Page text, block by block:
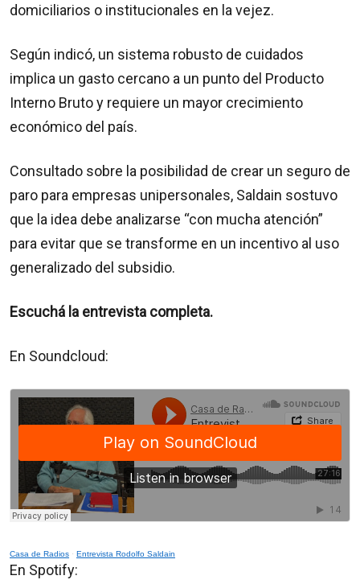
domiciliarios o institucionales en la vejez.
Según indicó, un sistema robusto de cuidados
implica un gasto cercano a un punto del Producto
Interno Bruto y requiere un mayor crecimiento
económico del país.
Consultado sobre la posibilidad de crear un seguro de
paro para empresas unipersonales, Saldain sostuvo
que la idea debe analizarse “con mucha atención”
para evitar que se transforme en un incentivo al uso
generalizado del subsidio.
Escuchá la entrevista completa.
En Soundcloud:
Casa de Radios · Entrevista Rodolfo Saldain
En Spotify: